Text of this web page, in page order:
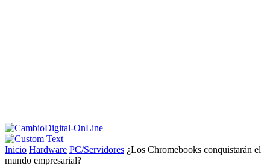
Inicio Hardware PC/Servidores ¿Los Chromebooks conquistarán el
mundo empresarial?